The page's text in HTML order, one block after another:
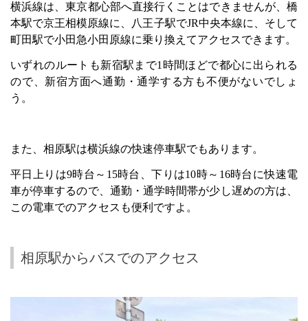
横浜線は、東京都心部へ直接行くことはできませんが、橋
本駅で京王相模原線に、八王子駅でJR中央本線に、そして
町田駅で小田急小田原線に乗り換えてアクセスできます。
いずれのルートも新宿駅まで1 時間ほどで都心に出られる
ので、新宿方面へ通勤・通学する方も不便がないでしょ
う。
また、相原駅は横浜線の快速停車駅でもあります。
平日上りは9時台～ 15時台、下りは10時～ 16時台に快速電
車が停車するので、通勤・通学時間帯が少し遅めの方は、
この電車でのアクセスも便利ですよ。
相原駅からバスでのアクセス